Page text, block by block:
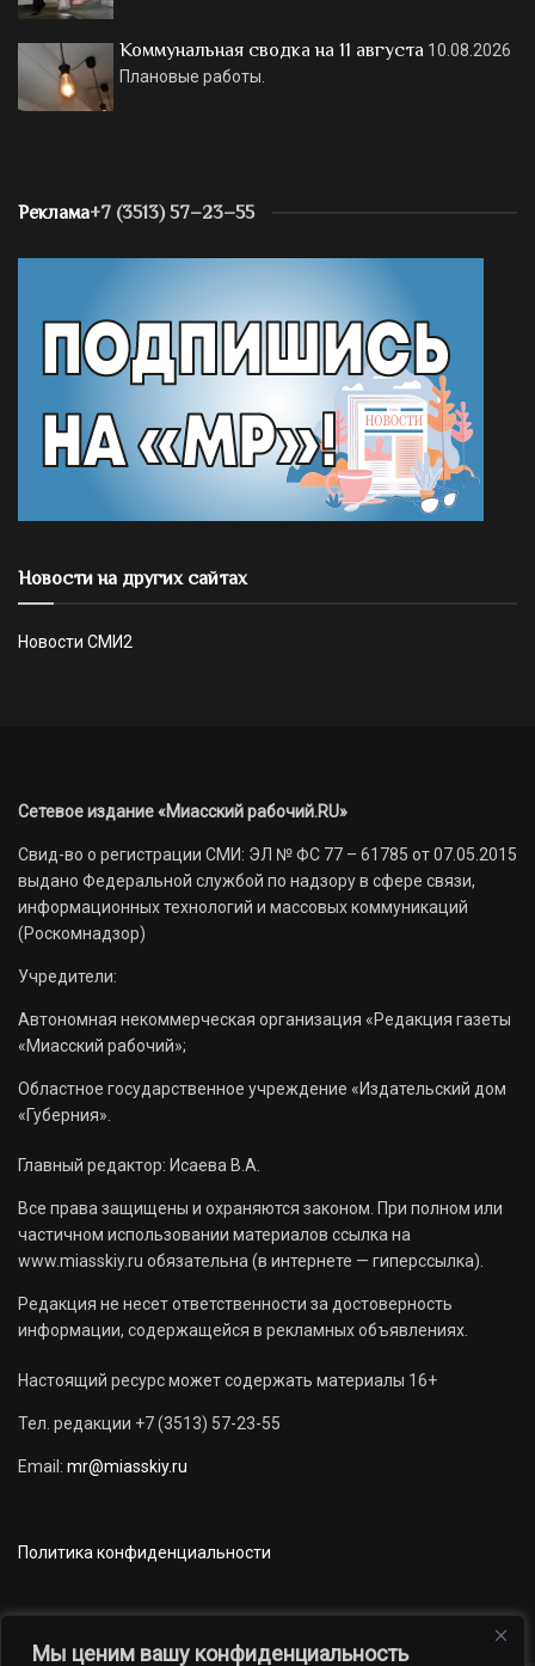
Мы ценим вашу конфиденциальность
Коммунальная сводка на 11 августа 10.08.2026
Плановые работы.
Реклама+7 (3513) 57–23–55
Новости на других сайтах
Новости СМИ2
Сетевое издание «Миасский рабочий.RU»
Свид-во о регистрации СМИ: ЭЛ № ФС 77 – 61785 от 07.05.2015
выдано Федеральной службой по надзору в сфере связи,
информационных технологий и массовых коммуникаций
(Роскомнадзор)
Учредители:
Автономная некоммерческая организация «Редакция газеты
«Миасский рабочий»;
Областное государственное учреждение «Издательский дом
«Губерния».
Главный редактор: Исаева В.А.
Все права защищены и охраняются законом. При полном или
частичном использовании материалов ссылка на
www.miasskiy.ru обязательна (в интернете — гиперссылка).
Редакция не несет ответственности за достоверность
информации, содержащейся в рекламных объявлениях.
Настоящий ресурс может содержать материалы 16+
Тел. редакции +7 (3513) 57-23-55
Email: mr@miasskiy.ru
Политика конфиденциальности